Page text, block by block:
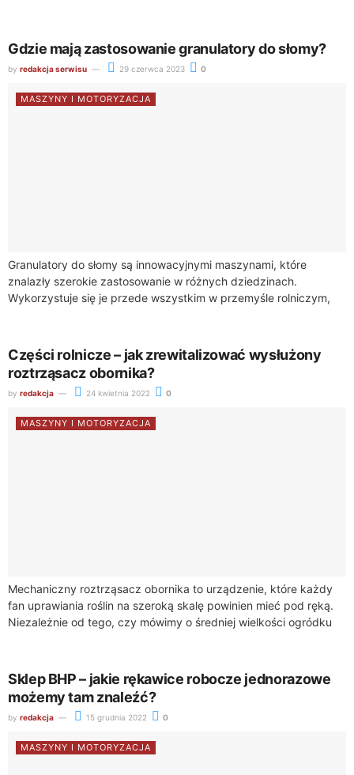
Gdzie mają zastosowanie granulatory do słomy?
by redakcja serwisu 29 czerwca 2023 0
MASZYNY I MOTORYZACJA
Granulatory do słomy są innowacyjnymi maszynami, które
znalazły szerokie zastosowanie w różnych dziedzinach.
Wykorzystuje się je przede wszystkim w przemyśle rolniczym,
Części rolnicze – jak zrewitalizować wysłużony
roztrząsacz obornika?
by redakcja 24 kwietnia 2022 0
MASZYNY I MOTORYZACJA
Mechaniczny roztrząsacz obornika to urządzenie, które każdy
fan uprawiania roślin na szeroką skalę powinien mieć pod ręką.
Niezależnie od tego, czy mówimy o średniej wielkości ogródku
Sklep BHP – jakie rękawice robocze jednorazowe
możemy tam znaleźć?
by redakcja 15 grudnia 2022 0
MASZYNY I MOTORYZACJA